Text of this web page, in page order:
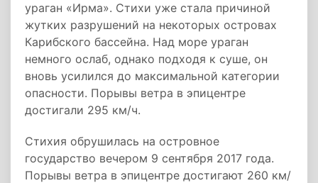
ураган «Ирма». Стихи уже стала причиной
жутких разрушений на некоторых островах
Карибского бассейна. Над море ураган
немного ослаб, однако подходя к суше, он
вновь усилился до максимальной категории
опасности. Порывы ветра в эпицентре
достигали 295 км/ч.
Стихия обрушилась на островное
государство вечером 9 сентября 2017 года.
Порывы ветра в эпицентре достигают 260 км/